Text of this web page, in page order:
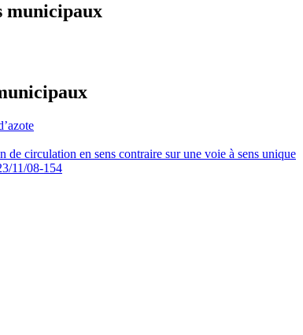
municipaux
de circulation en sens contraire sur une voie à sens unique
11/08-154